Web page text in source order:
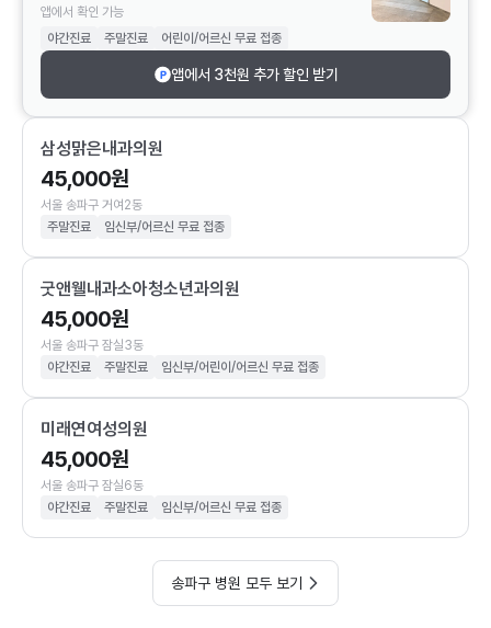
앱에서 확인 가능
야간진료
주말진료 어린이/어르신 무료 접종
앱에서 3천원 추가 할인 받기
삼성맑은내과의원
45,000원
서울 송파구 거여2동
주말진료
임신부/어르신 무료 접종
굿앤웰내과소아청소년과의원
45,000원
서울 송파구 잠실3동
야간진료
주말진료 임신부/어린이/어르신 무료 접종
미래연여성의원
45,000원
서울 송파구 잠실6동
야간진료
주말진료 임신부/어르신 무료 접종
송파구 병원 모두 보기